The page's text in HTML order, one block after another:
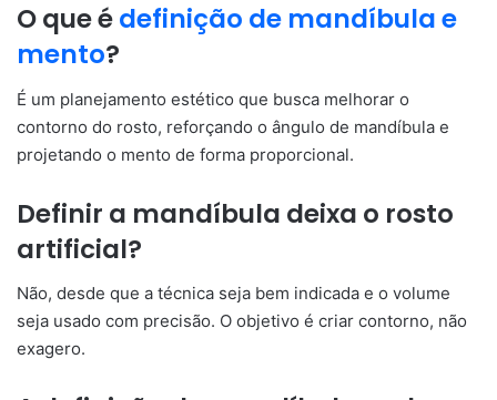
O que édefinição de mandíbula e
mento?
É um planejamento estético que busca melhorar o
contorno do rosto, reforçando o ângulo de mandíbula e
projetando o mento de forma proporcional.
Definir a mandíbula deixa o rosto
artificial?
Não, desde que a técnica seja bem indicada e o volume
seja usado com precisão. O objetivo é criar contorno, não
exagero.